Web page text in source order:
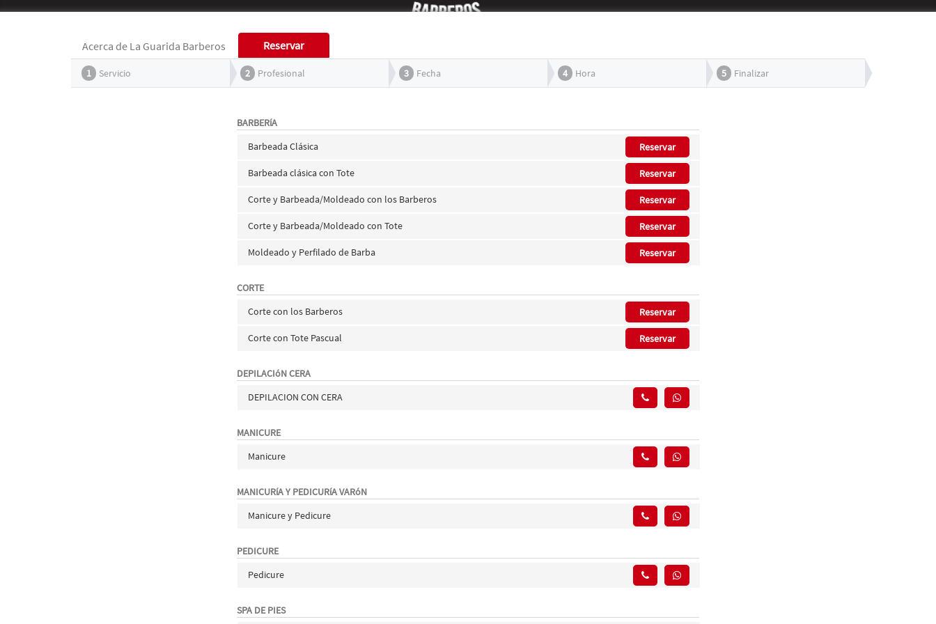
Acerca de La Guarida Barberos Reservar
1 Servicio 2 Profesional 3 Fecha 4 Hora 5 Finalizar
BARBERíA
Barbeada Clásica
Reservar
Barbeada clásica con Tote Reservar
Corte y Barbeada/Moldeado con los Barberos Reservar
Corte y Barbeada/Moldeado con Tote Reservar
Moldeado y Perfilado de Barba Reservar
CORTE
Corte con los Barberos
Reservar
Corte con Tote Pascual Reservar
DEPILACIóN CERA
DEPILACION CON CERA
MANICURE
Manicure
MANICURíA Y PEDICURíA VARóN
Manicure y Pedicure
PEDICURE
Pedicure
SPA DE PIES